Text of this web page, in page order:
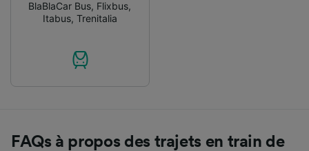
BlaBlaCar Bus, Flixbus,
Itabus, Trenitalia
FAQs à propos des trajets en train de